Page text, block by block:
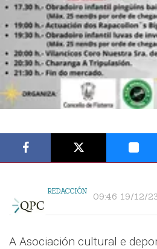
REDACCIÓN 09:46 19/12/
A Asociación cultural e